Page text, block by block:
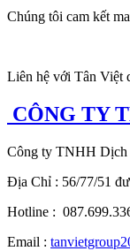
Chúng tôi cam kết
Liên hệ với Tân Việt
CÔNG TY
Công ty TNHH
Địa Chỉ : 56/77/51
Hotline :
Email :